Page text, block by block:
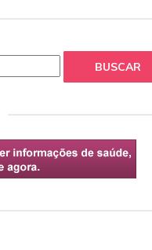
BUSCAR